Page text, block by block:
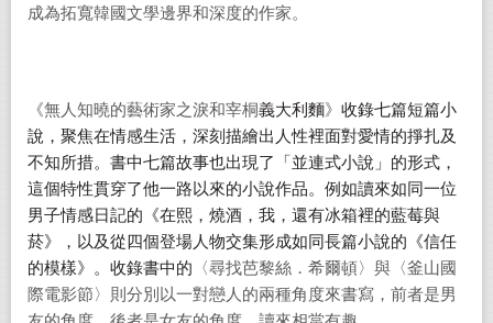
成為拓寬韓國文學邊界和深度的作家。
《無人知曉的藝術家之淚和宰桐義大利麵》 收錄七篇短篇小
說，聚焦在情感生活，深刻描繪出人性裡面對愛情的掙扎及
不知所措。書中七篇故事也出現了「並連式小說」的形式，
這個特性貫穿了他一路以來的小說作品。例如讀來如同一位
男子情感日記的《在熙，燒酒，我，還有冰箱裡的藍莓與
菸》，以及從四個登場人物交集形成如同長篇小說的《信任
的模樣》。收錄書中的 〈尋找芭黎絲．希爾頓〉與〈釜山國
際電影節〉則分別以一對戀人的兩種角度來書寫，前者是男